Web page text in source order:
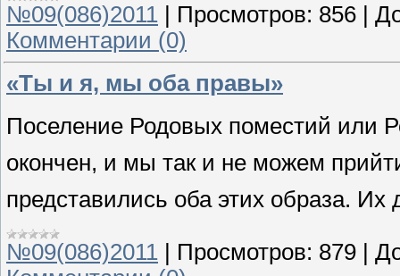
№09(086)2011 Просмотров: 856
Комментарии (0)
«Ты и я, мы оба правы»
Поселение Родовых поместий или
окончен, и мы так и не можем
представились оба этих образа. Их
№09(086)2011 Просмотров: 879